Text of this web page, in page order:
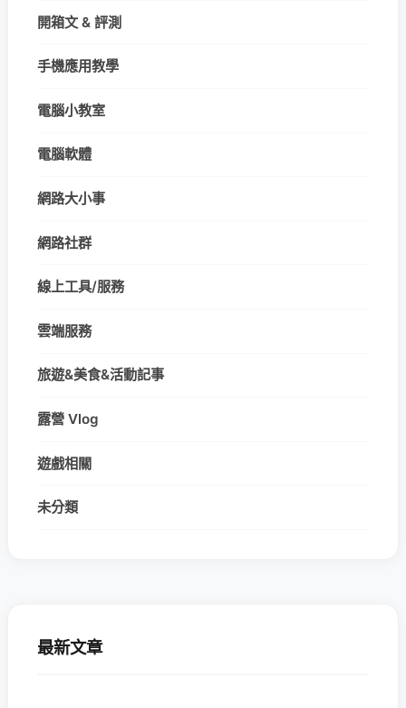
開箱文 & 評測
手機應用教學
電腦小教室
電腦軟體
網路大小事
網路社群
線上工具/服務
雲端服務
旅遊&美食&活動記事
露營 Vlog
遊戲相關
未分類
最新文章